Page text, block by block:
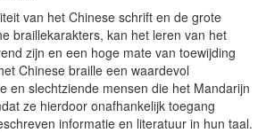
van het Chinese schrift en de grote
braillekarakters, kan het leren van het
zijn en een hoge mate van toewijding
Chinese braille een waardevol
en slechtziende mensen die het Mandarijn
ze hierdoor onafhankelijk toegang
informatie en literatuur in hun taal.